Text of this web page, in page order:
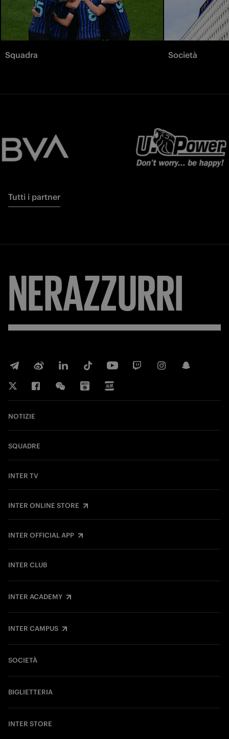
Squadra Società
Tutti i partner
NERAZZURRI
NOTIZIE
SQUADRE
INTER TV
INTER ONLINE STORE
INTER OFFICIAL APP
INTER CLUB
INTER ACADEMY
INTER CAMPUS
SOCIETÀ
BIGLIETTERIA
INTER STORE